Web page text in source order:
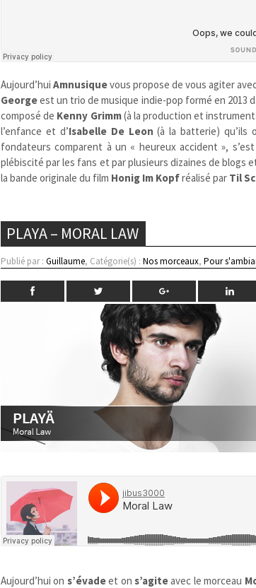
Aujourd’huiAmnusiquevous propose de vous agiter
Georgeest un trio de musique indie-pop formé en 2013
composé de Kenny Grimm(à la production et
l’enfance et d’Isabelle De Leon (à la batterie) qu’ils
fondateurs comparent à un « heureux accident »,
plébiscité par les fans et par plusieurs dizaines de blogs
la bande originale du film Honig Im Kopfréalisé par Til
PLAYA – MORAL LAW
Publié par :Guillaume, Catégorie(s) :Nos morceaux,Pour
Aujourd’hui on s’évadeet on s’agiteavec le morceau